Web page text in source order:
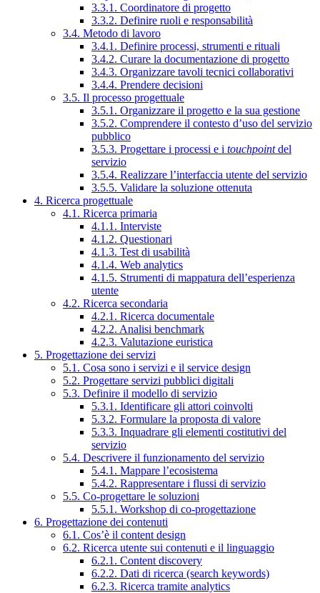
3.3.1. Coordinatore di progetto
3.3.2. Definire ruoli e responsabilità
3.4. Metodo di lavoro
3.4.1. Definire processi, strumenti e rituali
3.4.2. Curare la documentazione di progetto
3.4.3. Organizzare tavoli tecnici collaborativi
3.4.4. Prendere decisioni
3.5. Il processo progettuale
3.5.1. Organizzare il progetto e la sua gestione
3.5.2. Comprendere il contesto d’uso del servizio
pubblico
3.5.3. Progettare i processi e i touchpointdel
servizio
3.5.4. Realizzare l’interfaccia utente del servizio
3.5.5. Validare la soluzione ottenuta
4. Ricerca progettuale
4.1. Ricerca primaria
4.1.1. Interviste
4.1.2. Questionari
4.1.3. Test di usabilità
4.1.4. Web analytics
4.1.5. Strumenti di mappatura dell’esperienza
utente
4.2. Ricerca secondaria
4.2.1. Ricerca documentale
4.2.2. Analisi benchmark
4.2.3. Valutazione euristica
5. Progettazione dei servizi
5.1. Cosa sono i servizi e il service design
5.2. Progettare servizi pubblici digitali
5.3. Definire il modello di servizio
5.3.1. Identificare gli attori coinvolti
5.3.2. Formulare la proposta di valore
5.3.3. Inquadrare gli elementi costitutivi del
servizio
5.4. Descrivere il funzionamento del servizio
5.4.1. Mappare l’ecosistema
5.4.2. Rappresentare i flussi di servizio
5.5. Co-progettare le soluzioni
5.5.1. Workshop di co-progettazione
6. Progettazione dei contenuti
6.1. Cos’è il content design
6.2. Ricerca utente sui contenuti e il linguaggio
6.2.1. Content discovery
6.2.2. Dati di ricerca (search keywords)
6.2.3. Ricerca tramite analytics